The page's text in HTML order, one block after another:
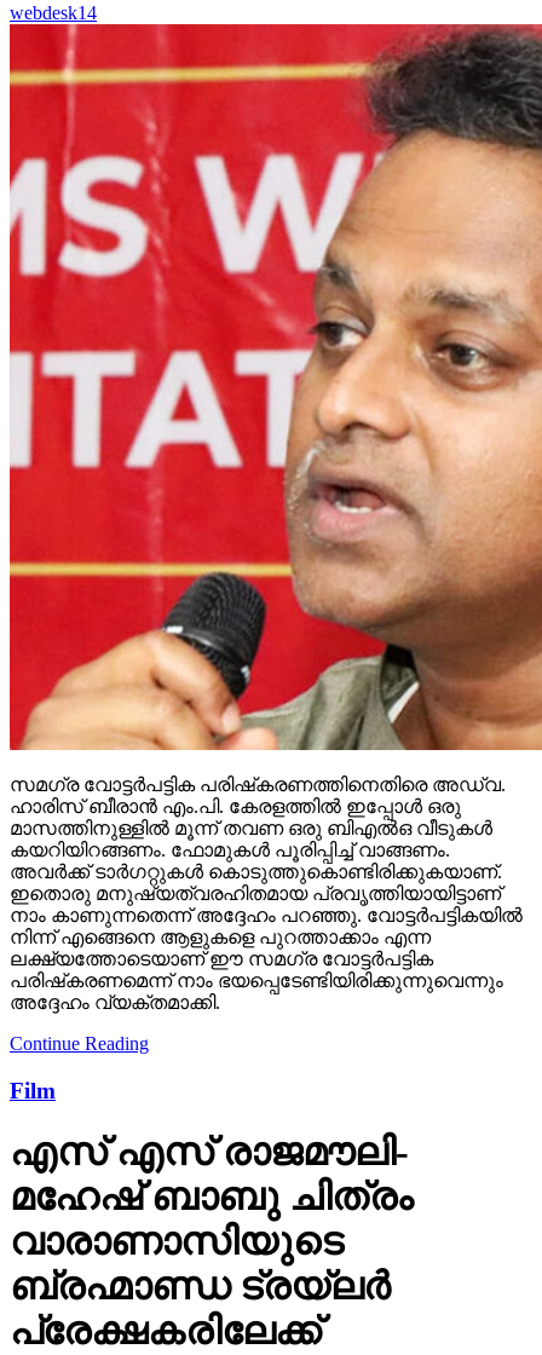
webdesk14
സമഗ്ര വോട്ടര്‍പട്ടിക പരിഷ്‌കരണത്തിനെതിരെ അഡ്വ.
ഹാരിസ് ബീരാന്‍ എം.പി. കേരളത്തില്‍ ഇപ്പോള്‍ ഒരു
മാസത്തിനുള്ളില്‍ മൂന്ന് തവണ ഒരു ബിഎല്‍ഒ വീടുകള്‍
കയറിയിറങ്ങണം. ഫോമുകള്‍ പൂരിപ്പിച്ച് വാങ്ങണം.
അവര്‍ക്ക് ടാര്‍ഗറ്റുകള്‍ കൊടുത്തുകൊണ്ടിരിക്കുകയാണ്.
ഇതൊരു മനുഷ്യത്വരഹിതമായ പ്രവൃത്തിയായിട്ടാണ്
നാം കാണുന്നതെന്ന് അദ്ദേഹം പറഞ്ഞു. വോട്ടര്‍പട്ടികയില്‍
നിന്ന് എങ്ങെനെ ആളുകളെ പുറത്താക്കാം എന്ന
ലക്ഷ്യത്തോടെയാണ് ഈ സമഗ്ര വോട്ടര്‍പട്ടിക
പരിഷ്‌കരണമെന്ന് നാം ഭയപ്പെടേണ്ടിയിരിക്കുന്നുവെന്നും
അദ്ദേഹം വ്യക്തമാക്കി.
Continue Reading
Film
എസ് എസ് രാജമൗലി-
മഹേഷ് ബാബു ചിത്രം
വാരാണാസിയുടെ
ബ്രഹ്മാണ്ഡ ട്രയ്ലർ
പ്രേക്ഷകരിലേക്ക്